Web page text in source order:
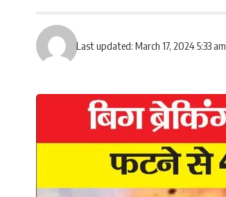
Last updated: March 17, 2024 5:33 am